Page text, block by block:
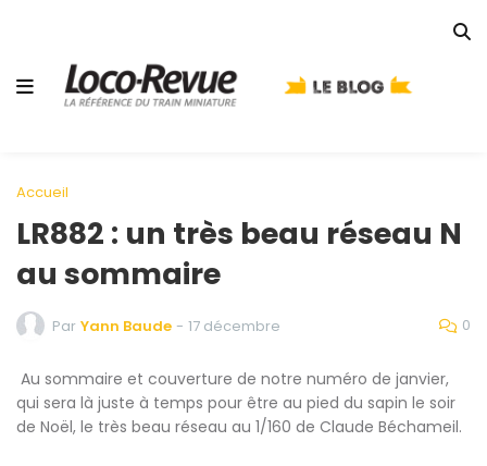
Accueil
LR882 : un très beau réseau N
au sommaire
Par Yann Baude - 17 décembre 0
Au sommaire et couverture de notre numéro de janvier,
qui sera là juste à temps pour être au pied du sapin le soir
de Noël, le très beau réseau au 1/160 de Claude Béchameil.